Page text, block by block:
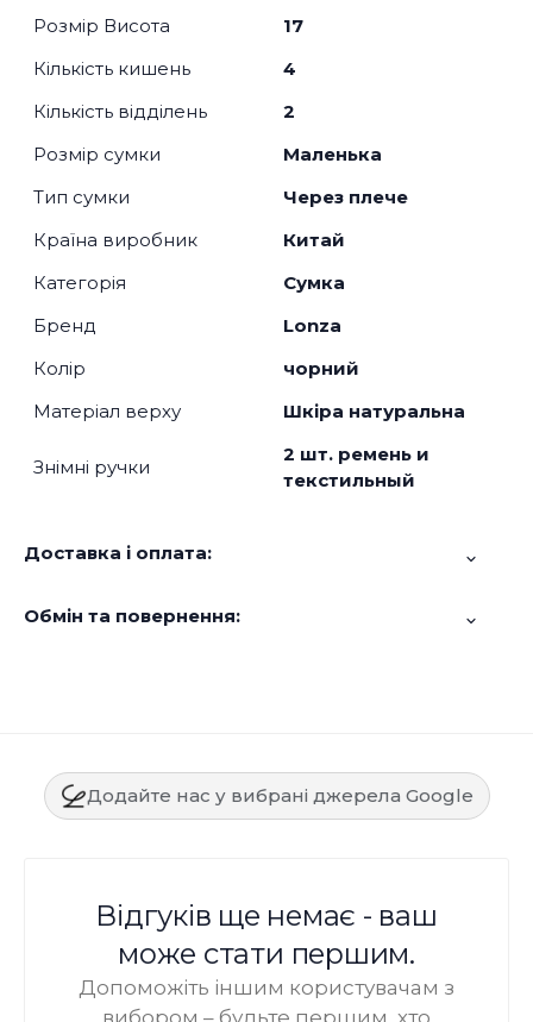
Розмір Висота
17
Кількість кишень
4
Кількість відділень
2
Розмір сумки
Маленька
Тип сумки
Через плече
Країна виробник
Китай
Категорія
Сумка
Бренд
Lonza
Колір
чорний
Матеріал верху
Шкіра натуральна
Знімні ручки
2 шт. ремень и
текстильный
Доставка і оплата:
Обмін та повернення:
Додайте нас у вибрані джерела Google
Відгуків ще немає - ваш
може стати першим.
Допоможіть іншим користувачам з